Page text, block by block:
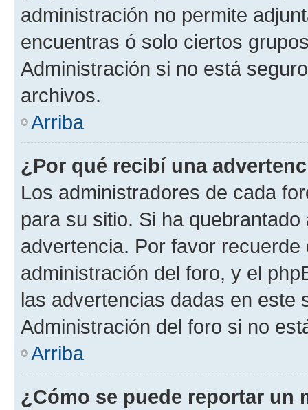
administración no permite
encuentras ó solo ciertos
Administración si no está
archivos.
Arriba
¿Por qué recibí una
Los administradores de cada
para su sitio. Si ha
advertencia. Por favor
administración del foro, y el
las advertencias dadas en este
Administración del foro si no
Arriba
¿Cómo se puede reportar un